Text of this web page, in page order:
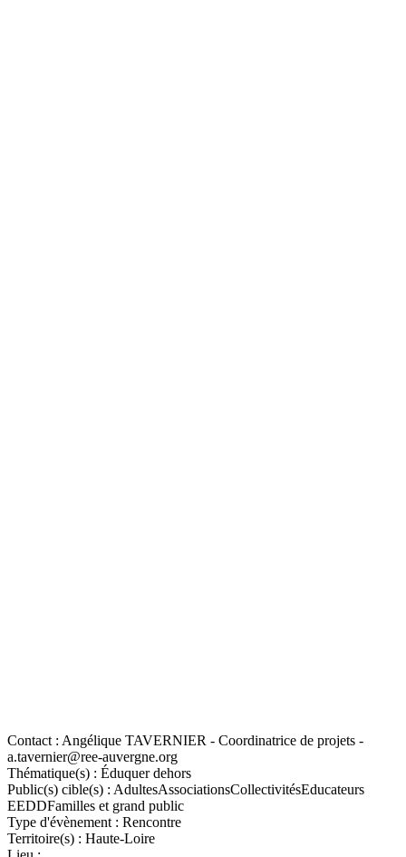
Contact : Angélique TAVERNIER - Coordinatrice de projets -
a.tavernier@ree-auvergne.org
Thématique(s) : Éduquer dehors
Public(s) cible(s) : AdultesAssociationsCollectivitésEducateurs
EEDDFamilles et grand public
Type d'évènement : Rencontre
Territoire(s) : Haute-Loire